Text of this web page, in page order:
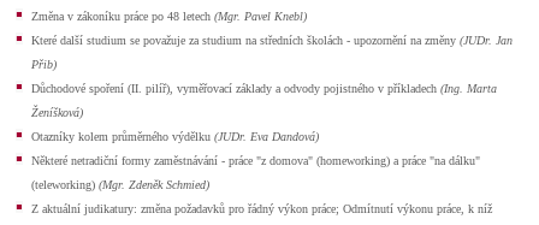
Změna v zákoníku práce po 48 letech (Mgr. Pavel Knebl)
Které další studium se považuje za studium na středních školách - upozornění na změny (JUDr. Jan
Přib)
Důchodové spoření (II. pilíř), vyměřovací základy a odvody pojistného v příkladech (Ing. Marta
Ženíšková)
Otazníky kolem průměrného výdělku (JUDr. Eva Dandová)
Některé netradiční formy zaměstnávání - práce "z domova" (homeworking) a práce "na dálku"
(teleworking) (Mgr. Zdeněk Schmied)
Z aktuální judikatury: změna požadavků pro řádný výkon práce; Odmítnutí výkonu práce, k níž